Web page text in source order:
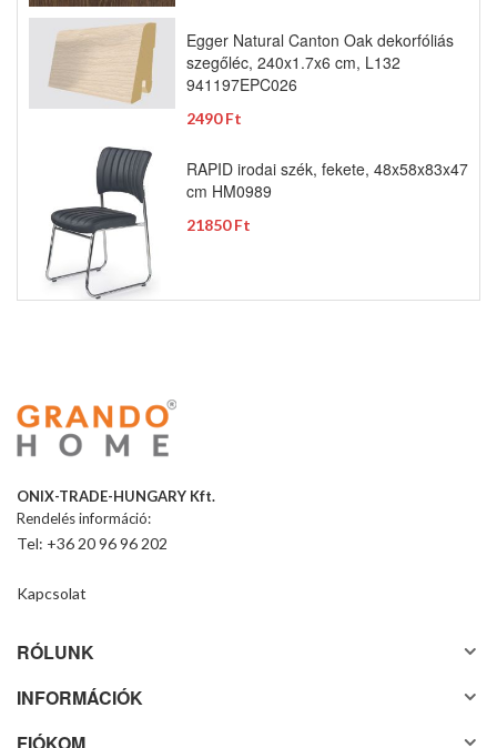
Egger Natural Canton Oak dekorfóliás
szegőléc, 240x1.7x6 cm, L132
941197EPC026
2490 Ft
RAPID irodai szék, fekete, 48x58x83x47
cm HM0989
21850 Ft
ONIX-TRADE-HUNGARY Kft.
Rendelés információ:
Tel: +36 20 96 96 202
Kapcsolat
RÓLUNK
INFORMÁCIÓK
FIÓKOM